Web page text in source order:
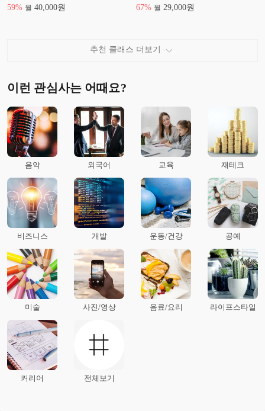
59% 월 40,000원 67% 월 29,000원
추천 클래스 더보기
이런 관심사는 어때요?
음악 외국어 교육 재테크
비즈니스 개발 운동/건강 공예
미술 사진/영상 음료/요리 라이프스타일
커리어 전체보기